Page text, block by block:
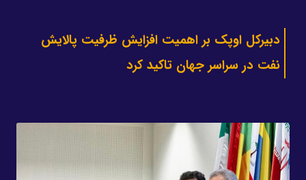
دبیرکل اوپک بر اهمیت افزایش ظرفیت پالایش
نفت در سراسر جهان تاکید کرد